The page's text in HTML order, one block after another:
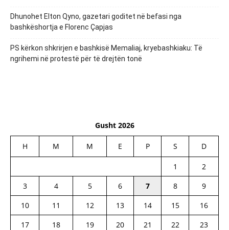
Dhunohet Elton Qyno, gazetari goditet në befasi nga
bashkëshortja e Florenc Çapjas
PS kërkon shkrirjen e bashkisë Memaliaj, kryebashkiaku: Të
ngrihemi në protestë për të drejtën tonë
Gusht 2026
H M M E P S D
1
2
3
4 5 6 7 8
9
10
11 12 13 14 15
16
17
18 19 20 21 22
23